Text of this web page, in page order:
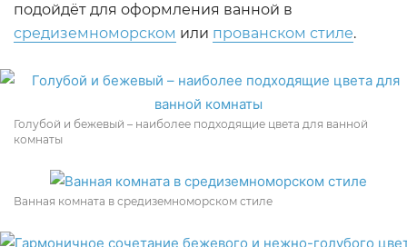
подойдёт для оформления ванной в
средиземноморском или прованском стиле.
Голубой и бежевый – наиболее подходящие цвета для ванной
комнаты
Ванная комната в средиземноморском стиле